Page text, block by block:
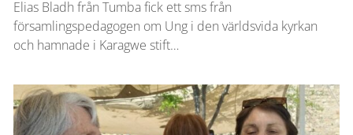
Elias Bladh från Tumba fick ett sms från
församlingspedagogen om Ung i den världsvida kyrkan
och hamnade i Karagwe stift…